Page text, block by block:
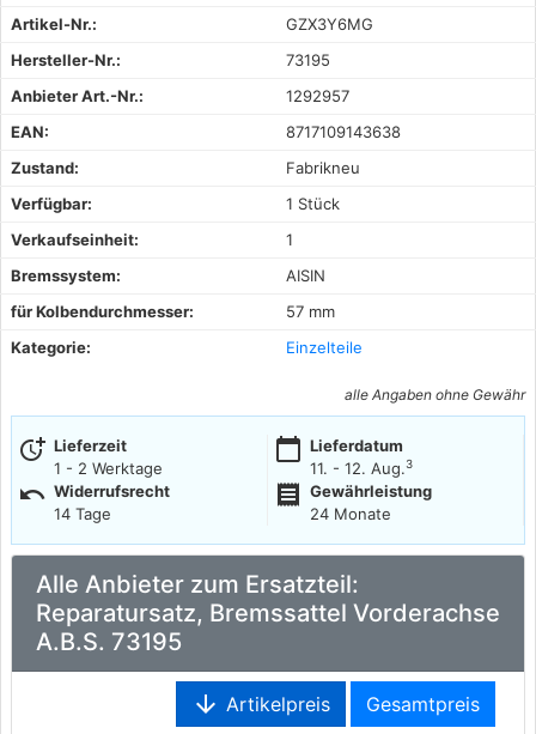
Artikel-Nr.:
GZX3Y6MG
Hersteller-Nr.:
73195
Anbieter Art.-Nr.:
1292957
EAN:
8717109143638
Zustand:
Fabrikneu
Verfügbar:
1 Stück
Verkaufseinheit:
1
Bremssystem:
AISIN
für Kolbendurchmesser:
57 mm
Kategorie:
Einzelteile
alle Angaben ohne Gewähr
more_time Lieferzeit
1 - 2 Werktage
calendar_today Lieferdatum
11. - 12. Aug.3
undo Widerrufsrecht
14 Tage
receipt
Gewährleistung
24 Monate
Alle Anbieter zum Ersatzteil:
Reparatursatz, Bremssattel Vorderachse
A.B.S. 73195
arrow_downward Artikelpreis Gesamtpreis